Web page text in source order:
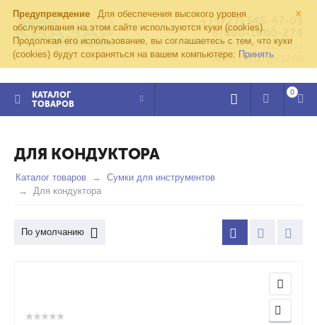
×
Предупреждение
Для обеспечения высокого уровня
обслуживания на этом сайте используются куки (cookies).
Продолжая его использование, вы соглашаетесь с тем, что куки
(cookies) будут сохраняться на вашем компьютере: Принять
+7 (727) 345-47-03
8-800-1000-274
kvazar91@yandex.ru
Пн-пт с 8:00 до 17:00
КАТАЛОГ
ТОВАРОВ
0
ДЛЯ КОНДУКТОРА
Каталог товаров
Сумки для инструментов
Для кондуктора
По умолчанию